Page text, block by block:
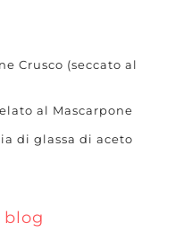
Crusco (seccato al
al Mascarpone
di glassa di aceto
blog